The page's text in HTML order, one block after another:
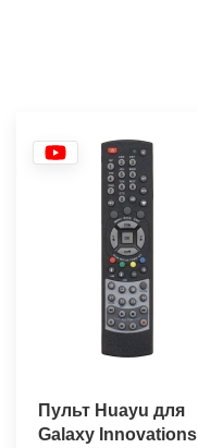
Пульт Huayu для
Galaxy Innovations